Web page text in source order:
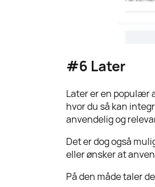
#6 Later
Later er en populær
hvor du så kan
anvendelig og
Det er dog også
eller ønsker at
På den måde taler